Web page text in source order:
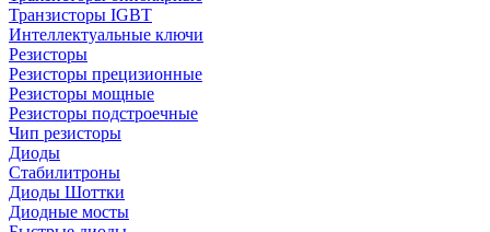
Транзисторы IGBT
Интеллектуальные ключи
Резисторы
Резисторы прецизионные
Резисторы мощные
Резисторы подстроечные
Чип резисторы
Диоды
Стабилитроны
Диоды Шоттки
Диодные мосты